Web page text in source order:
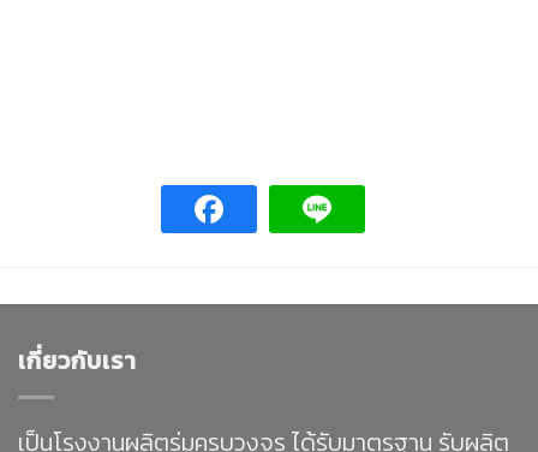
เกี่ยวกับเรา
เป็นโรงงานผลิตร่มครบวงจร ได้รับมาตรฐาน รับผลิต